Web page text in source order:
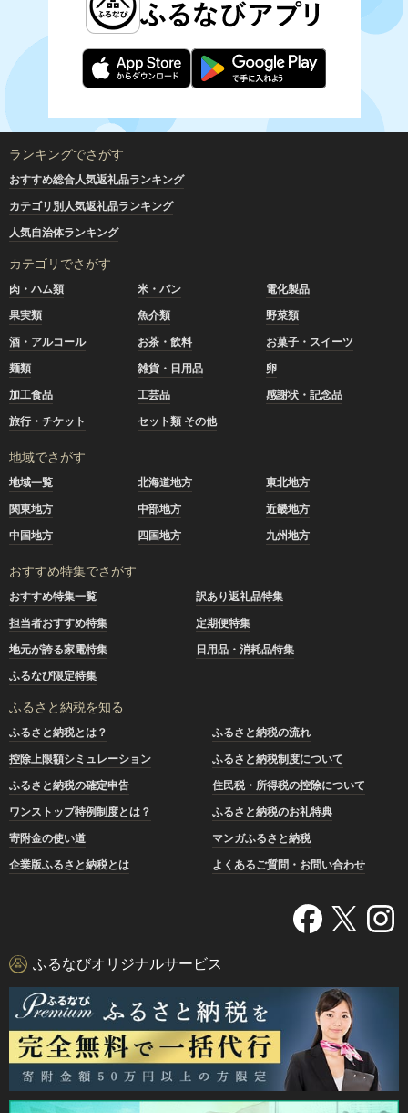
ランキングでさがす
おすすめ総合人気返礼品ランキング
カテゴリ別人気返礼品ランキング
人気自治体ランキング
カテゴリでさがす
肉・ハム類 米・パン
電化製品
果実類
魚介類
野菜類
酒・アルコール
お茶・飲料
お菓子・スイーツ
麺類
雑貨・日用品
卵
加工食品
工芸品
感謝状・記念品
旅行・チケット
セット類 その他
地域でさがす
地域一覧 北海道地方
東北地方
関東地方
中部地方
近畿地方
中国地方
四国地方 九州地方
おすすめ特集でさがす
おすすめ特集一覧
訳あり返礼品特集
担当者おすすめ特集
定期便特集
地元が誇る家電特集
日用品・消耗品特集
ふるなび限定特集
ふるさと納税を知る
ふるさと納税とは？
ふるさと納税の流れ
控除上限額シミュレーション
ふるさと納税制度について
ふるさと納税の確定申告
住民税・所得税の控除について
ワンストップ特例制度とは？
ふるさと納税のお礼特典
寄附金の使い道
マンガふるさと納税
企業版ふるさと納税とは
よくあるご質問・お問い合わせ
ふるなびオリジナルサービス